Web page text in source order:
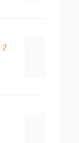
2